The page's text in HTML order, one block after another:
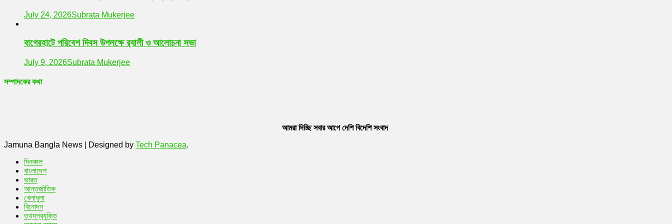
July 24, 2026Subrata Mukerjee
বাগেরহাটে পরিবেশ দিবস উপলক্ষে র‌্যালী ও আলোচনা সভা
July 9, 2026Subrata Mukerjee
সম্পাদকের কথা
আমরা দিচ্ছি সবার আগে দেশি বিদেশি সংবাদ
Jamuna Bangla News
Designed by Tech Panacea.
দিনকাল
বাংলাদেশ
ভারত
আন্তর্জাতিক
খেলাধুলা
বিনোদন
তথ্যপ্রযুক্তি